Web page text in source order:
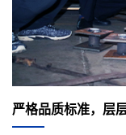
严格品质标准，层